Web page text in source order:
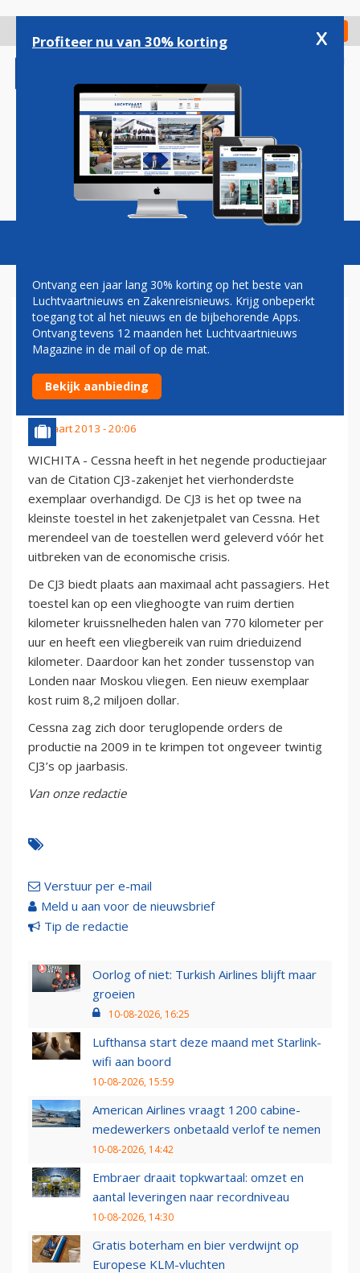
gaan
Check in
Magazine Podcasts Vacatures
CESSNA LEVERT
VIERHONDERDSTE CJ3-
ZAKENJET AF
30 maart 2013 - 20:06
WICHITA - Cessna heeft in het negende productiejaar
van de Citation CJ3-zakenjet het vierhonderdste
exemplaar overhandigd. De CJ3 is het op twee na
kleinste toestel in het zakenjetpalet van Cessna. Het
merendeel van de toestellen werd geleverd vóór het
uitbreken van de economische crisis.
De CJ3 biedt plaats aan maximaal acht passagiers. Het
toestel kan op een vlieghoogte van ruim dertien
kilometer kruissnelheden halen van 770 kilometer per
uur en heeft een vliegbereik van ruim drieduizend
kilometer. Daardoor kan het zonder tussenstop van
Londen naar Moskou vliegen. Een nieuw exemplaar
kost ruim 8,2 miljoen dollar.
Cessna zag zich door teruglopende orders de
productie na 2009 in te krimpen tot ongeveer twintig
CJ3’s op jaarbasis.
Van onze redactie
Verstuur per e-mail
Meld u aan voor de nieuwsbrief
Tip de redactie
Oorlog of niet: Turkish Airlines blijft maar
groeien
10-08-2026, 16:25
Lufthansa start deze maand met Starlink-
wifi aan boord
10-08-2026, 15:59
American Airlines vraagt 1200 cabine-
medewerkers onbetaald verlof te nemen
10-08-2026, 14:42
Embraer draait topkwartaal: omzet en
aantal leveringen naar recordniveau
10-08-2026, 14:30
Gratis boterham en bier verdwijnt op
Europese KLM-vluchten
Profiteer nu van 30% korting x
Ontvang een jaar lang 30% korting op het beste van
Luchtvaartnieuws en Zakenreisnieuws. Krijg onbeperkt
toegang tot al het nieuws en de bijbehorende Apps.
Ontvang tevens 12 maanden het Luchtvaartnieuws
Magazine in de mail of op de mat.
Bekijk aanbieding